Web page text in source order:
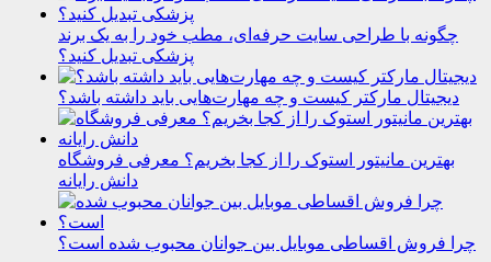
چگونه با طراحی سایت حرفه‌ای، مطب خود را به یک برند
پزشکی تبدیل کنید؟
دیجیتال مارکتر کیست و چه مهارت‌هایی باید داشته باشد؟
بهترین مانیتور استوک را از کجا بخریم؟ معرفی فروشگاه
دانش رایانه
چرا فروش اقساطی موبایل بین جوانان محبوب شده است؟